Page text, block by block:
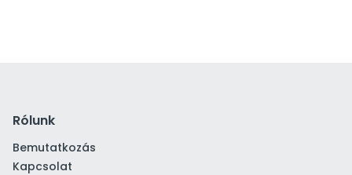
Rólunk
Bemutatkozás
Kapcsolat